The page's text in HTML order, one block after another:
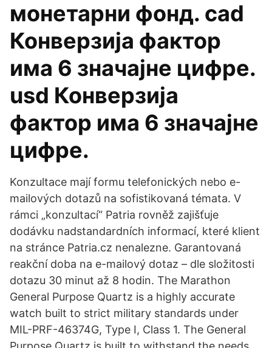
монетарни фонд. cad
Конверзија фактор
има 6 значајне цифре.
usd Конверзија
фактор има 6 значајне
цифре.
Konzultace mají formu telefonických nebo e-
mailových dotazů na sofistikovaná témata. V
rámci „konzultací“ Patria rovněž zajišťuje
dodávku nadstandardních informací, které klient
na stránce Patria.cz nenalezne. Garantovaná
reakční doba na e-mailový dotaz – dle složitosti
dotazu 30 minut až 8 hodin. The Marathon
General Purpose Quartz is a highly accurate
watch built to strict military standards under
MIL-PRF-46374G, Type I, Class 1. The General